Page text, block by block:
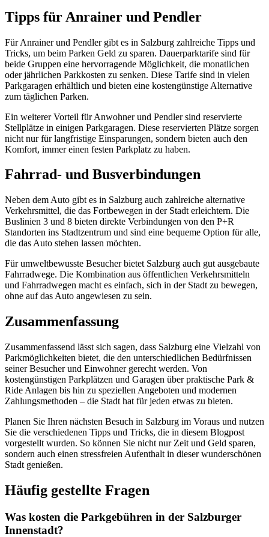
Tipps für Anrainer und Pendler
Für Anrainer und Pendler gibt es in Salzburg zahlreiche Tipps und
Tricks, um beim Parken Geld zu sparen. Dauerparktarife sind für
beide Gruppen eine hervorragende Möglichkeit, die monatlichen
oder jährlichen Parkkosten zu senken. Diese Tarife sind in vielen
Parkgaragen erhältlich und bieten eine kostengünstige Alternative
zum täglichen Parken.
Ein weiterer Vorteil für Anwohner und Pendler sind reservierte
Stellplätze in einigen Parkgaragen. Diese reservierten Plätze sorgen
nicht nur für langfristige Einsparungen, sondern bieten auch den
Komfort, immer einen festen Parkplatz zu haben.
Fahrrad- und Busverbindungen
Neben dem Auto gibt es in Salzburg auch zahlreiche alternative
Verkehrsmittel, die das Fortbewegen in der Stadt erleichtern. Die
Buslinien 3 und 8 bieten direkte Verbindungen von den P+R
Standorten ins Stadtzentrum und sind eine bequeme Option für alle,
die das Auto stehen lassen möchten.
Für umweltbewusste Besucher bietet Salzburg auch gut ausgebaute
Fahrradwege. Die Kombination aus öffentlichen Verkehrsmitteln
und Fahrradwegen macht es einfach, sich in der Stadt zu bewegen,
ohne auf das Auto angewiesen zu sein.
Zusammenfassung
Zusammenfassend lässt sich sagen, dass Salzburg eine Vielzahl von
Parkmöglichkeiten bietet, die den unterschiedlichen Bedürfnissen
seiner Besucher und Einwohner gerecht werden. Von
kostengünstigen Parkplätzen und Garagen über praktische Park &
Ride Anlagen bis hin zu speziellen Angeboten und modernen
Zahlungsmethoden – die Stadt hat für jeden etwas zu bieten.
Planen Sie Ihren nächsten Besuch in Salzburg im Voraus und nutzen
Sie die verschiedenen Tipps und Tricks, die in diesem Blogpost
vorgestellt wurden. So können Sie nicht nur Zeit und Geld sparen,
sondern auch einen stressfreien Aufenthalt in dieser wunderschönen
Stadt genießen.
Häufig gestellte Fragen
Was kosten die Parkgebühren in der Salzburger
Innenstadt?